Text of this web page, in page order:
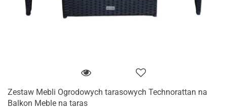
Zestaw Mebli Ogrodowych tarasowych Technorattan na
Balkon Meble na taras